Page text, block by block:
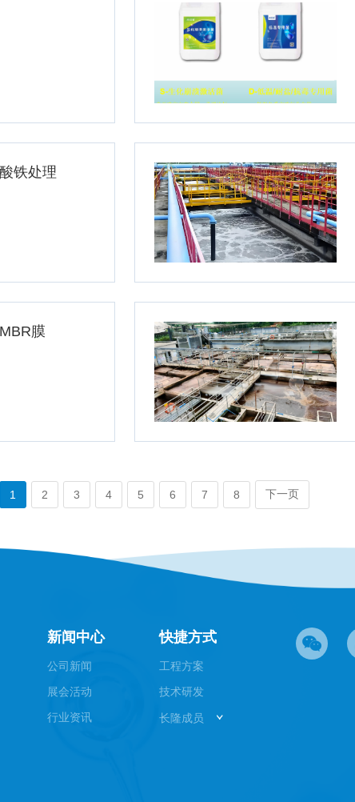
铁处理
膜
1 2 3 4 5 6 7 8 下一页
新闻中心
公司新闻
展会活动
行业资讯
快捷方式
工程方案
技术研发
长隆成员